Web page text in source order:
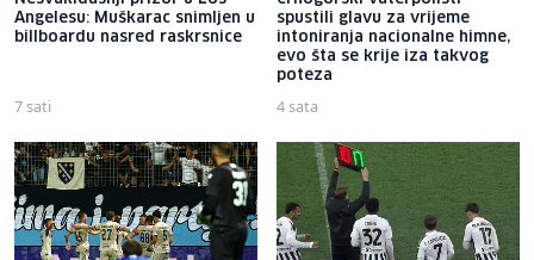
Angelesu: Muškarac snimljen u
billboardu nasred raskrsnice
7 sati
spustili glavu za vrijeme
intoniranja nacionalne himne,
evo šta se krije iza takvog
poteza
4 sata